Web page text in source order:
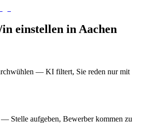
in einstellen in Aachen
— KI filtert, Sie reden nur mit
— Stelle aufgeben, Bewerber kommen zu